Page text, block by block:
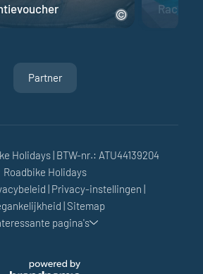
Partner
Holidays| BTW-nr.: ATU44139204
Roadbike Holidays
| Privacy-instellingen |
| Sitemap
pagina's
29 30 31 1
5 6 7 8